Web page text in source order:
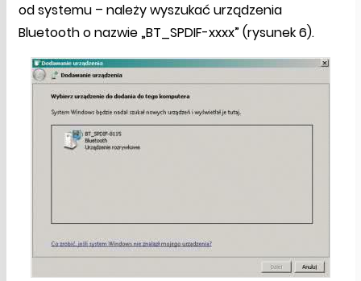
od systemu – należy wyszukać urządzenia
Bluetooth o nazwie „BT_SPDIF-xxxx” (rysunek 6).